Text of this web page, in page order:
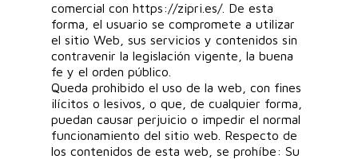
comercial con https://zipri.es/. De esta
forma, el usuario se compromete a utilizar
el sitio Web, sus servicios y contenidos sin
contravenir la legislación vigente, la buena
fe y el orden público.
Queda prohibido el uso de la web, con fines
ilícitos o lesivos, o que, de cualquier forma,
puedan causar perjuicio o impedir el normal
funcionamiento del sitio web. Respecto de
los contenidos de esta web, se prohíbe: Su